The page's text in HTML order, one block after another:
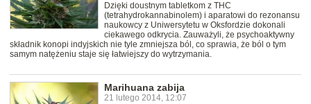
Dzięki doustnym tabletkom z THC
(tetrahydrokannabinolem) i aparatowi do rezonansu
naukowcy z Uniwersytetu w Oksfordzie dokonali
ciekawego odkrycia. Zauważyli, że psychoaktywny
składnik konopi indyjskich nie tyle zmniejsza ból, co sprawia, że ból o tym
samym natężeniu staje się łatwiejszy do wytrzymania.
Marihuana zabija
21 lutego 2014, 12:07